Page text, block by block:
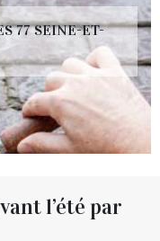
77 SEINE-ET-
l’été par